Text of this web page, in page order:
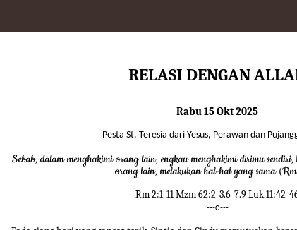
RELASI DENGAN
Rabu 15 Okt 2025
Pesta St. Teresia dari Yesus, Perawan dan
Sebab, dalam menghakimi orang lain, engkau menghakimi dirimu
orang lain, melakukan hal-hal yang sama
Rm 2:1-11 Mzm 62:2-3.6-7.9 Luk 11:42-
---o---